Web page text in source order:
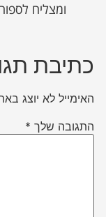
ומצליח
כתיבת
האימייל לא יוצג
התגובה שלך *